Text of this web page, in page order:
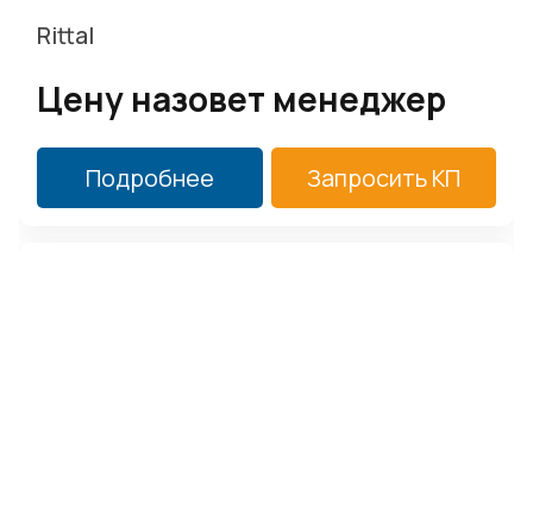
Rittal
Цену назовет менеджер
Подробнее Запросить КП